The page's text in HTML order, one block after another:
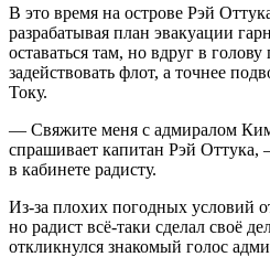
В это время на острове Рэй
разрабатывая план эвакуации
оставаться там, но вдруг в
задействовать флот, а точнее
Току.
— Свяжите меня с адмиралом
спрашивает капитан Рэй
в кабинете радисту.
Из-за плохих погодных условий
но радист всё-таки сделал своё
откликнулся знакомый голос